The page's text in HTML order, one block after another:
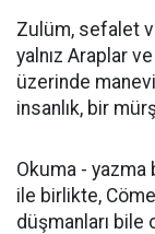
Zulüm, sefalet
yalnız Araplar
üzerinde
insanlık, bir
Okuma - yazma
ile birlikte,
düşmanları bile